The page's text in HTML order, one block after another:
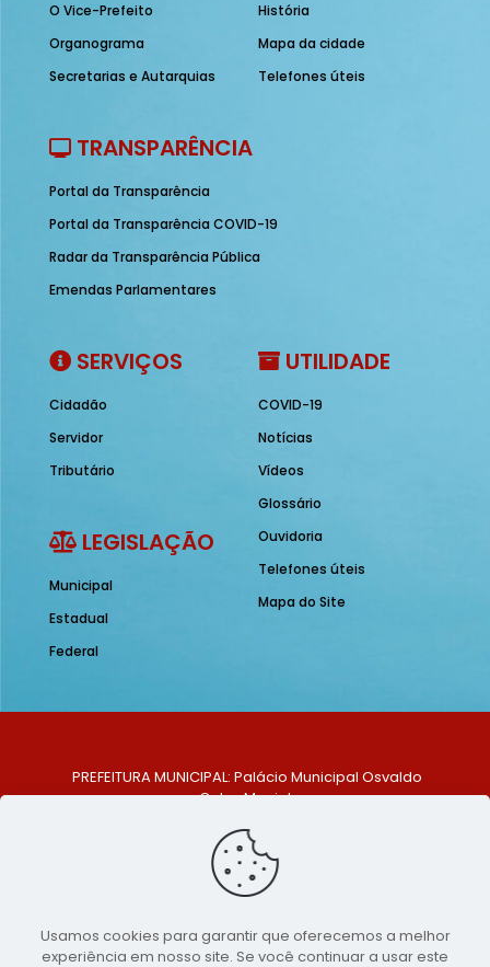
O Vice-Prefeito
Organograma
Secretarias e Autarquias
História
Mapa da cidade
Telefones úteis
TRANSPARÊNCIA
Portal da Transparência
Portal da Transparência COVID-19
Radar da Transparência Pública
Emendas Parlamentares
SERVIÇOS
Cidadão
Servidor
Tributário
LEGISLAÇÃO
Municipal
Estadual
Federal
UTILIDADE
COVID-19
Notícias
Vídeos
Glossário
Ouvidoria
Telefones úteis
Mapa do Site
PREFEITURA MUNICIPAL: Palácio Municipal Osvaldo
Celso Maciel
Centro, São Bento do Una - PE. CEP: 553370-128
TELEFONE: (81) 99548-1569
E-MAIL: ouvidoria@saobentodouna.pe.gov.br
Usamos cookies para garantir que oferecemos a melhor
experiência em nosso site. Se você continuar a usar este